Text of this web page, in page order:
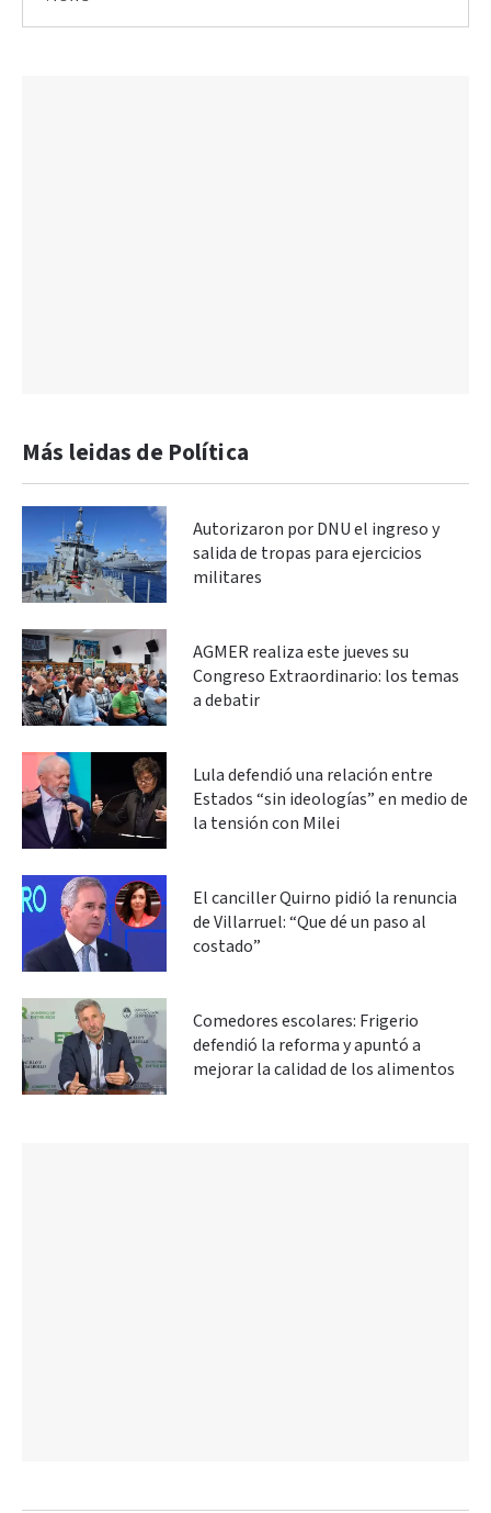
Más leidas de Política
Autorizaron por DNU el ingreso y
salida de tropas para ejercicios
militares
AGMER realiza este jueves su
Congreso Extraordinario: los temas
a debatir
Lula defendió una relación entre
Estados “sin ideologías” en medio de
la tensión con Milei
El canciller Quirno pidió la renuncia
de Villarruel: “Que dé un paso al
costado”
Comedores escolares: Frigerio
defendió la reforma y apuntó a
mejorar la calidad de los alimentos